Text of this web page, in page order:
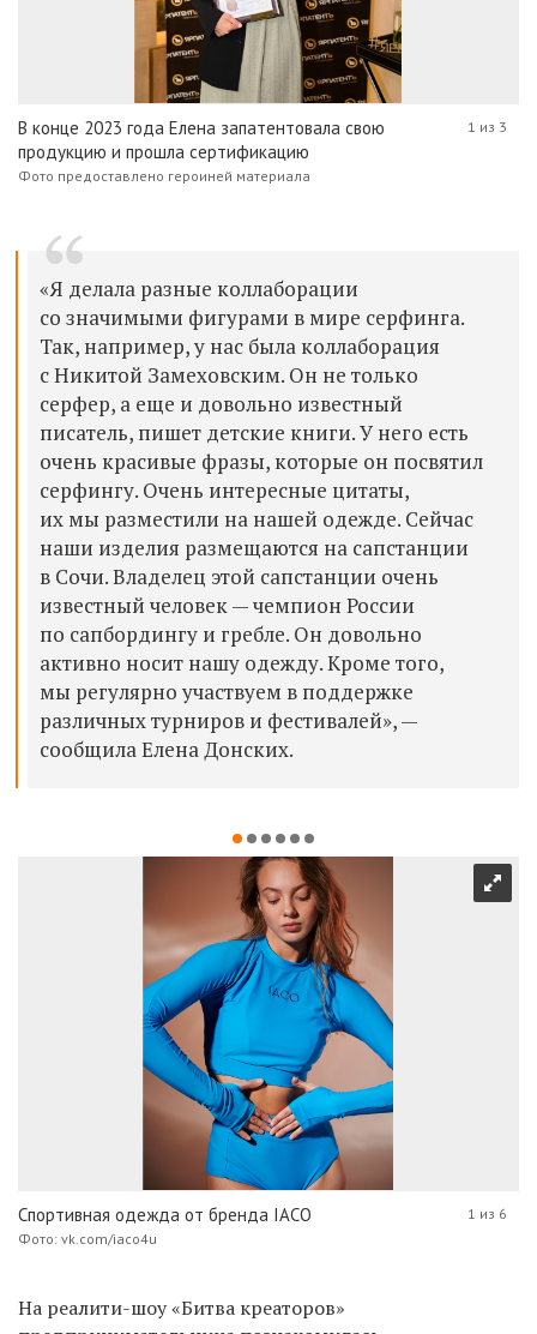
В конце 2023 года Елена запатентовала свою
продукцию и прошла сертификацию
Фото предоставлено героиней материала
1 из 3
«Я делала разные коллаборации
со значимыми фигурами в мире серфинга.
Так, например, у нас была коллаборация
с Никитой Замеховским. Он не только
серфер, а еще и довольно известный
писатель, пишет детские книги. У него есть
очень красивые фразы, которые он посвятил
серфингу. Очень интересные цитаты,
их мы разместили на нашей одежде. Сейчас
наши изделия размещаются на сапстанции
в Сочи. Владелец этой сапстанции очень
известный человек — чемпион России
по сапбордингу и гребле. Он довольно
активно носит нашу одежду. Кроме того,
мы регулярно участвуем в поддержке
различных турниров и фестивалей», —
сообщила Елена Донских.
Спортивная одежда от бренда IACO
Фото: vk.com/iaco4u
1 из 6
На реалити-шоу «Битва креаторов»